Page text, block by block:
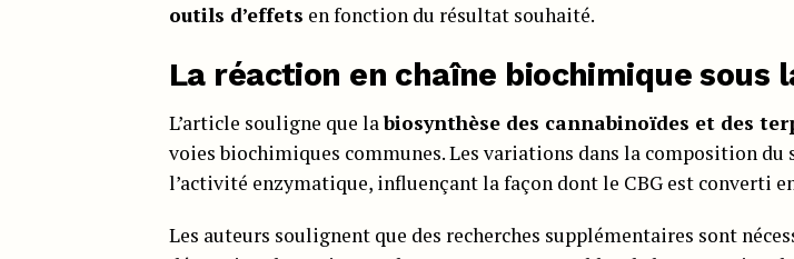
outils d’effets en fonction du résultat souhaité.
La réaction en chaîne biochimique sous
L’article souligne que labiosynthèse des cannabinoïdes et des
voies biochimiques communes. Les variations dans la composition
l’activité enzymatique, influençant la façon dont le CBG est converti
Les auteurs soulignent que des recherches supplémentaires sont